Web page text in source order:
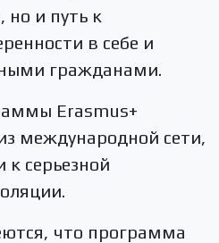
но и путь к
в себе и
гражданами.
Erasmus+
международной сети,
серьезной
что программа